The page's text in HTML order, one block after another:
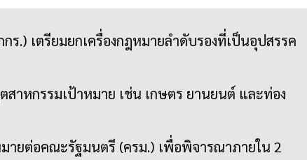
ร.) เตรียมยกเครื่องกฎหมายลำดับรองที่เป็นอุปสรรค
สาหกรรมเป้าหมาย เช่น เกษตร ยานยนต์ และท่อง
ายต่อคณะรัฐมนตรี (ครม.) เพื่อพิจารณาภายใน 2